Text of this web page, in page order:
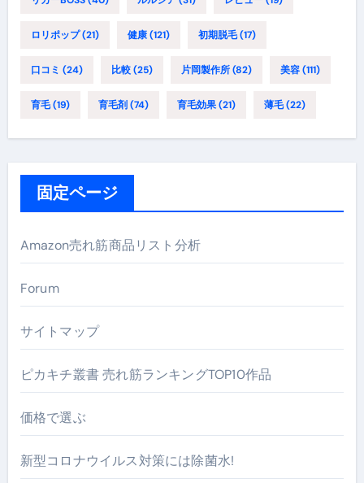
ロリポップ(21) 健康(121) 初期脱毛(17)
口コミ (24) 比較(25) 片岡製作所(82) 美容(111)
育毛(19) 育毛剤 (74) 育毛効果(21) 薄毛(22)
固定ページ
Amazon売れ筋商品リスト分析
Forum
サイトマップ
ピカキチ叢書 売れ筋ランキングTOP10作品
価格で選ぶ
新型コロナウイルス対策には除菌水!